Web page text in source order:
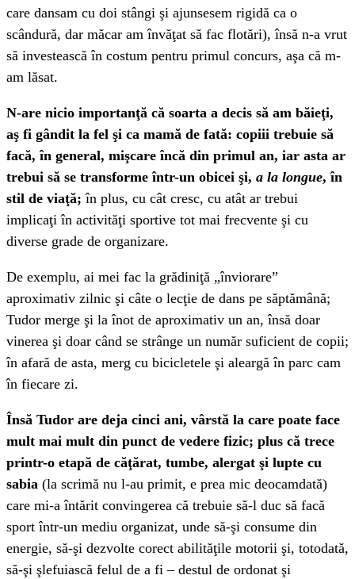
care dansam cu doi stângi şi ajunsesem rigidă ca o
scândură, dar măcar am învăţat să fac flotări), însă n-a vrut
să investească în costum pentru primul concurs, aşa că m-
am lăsat.
N-are nicio importanţă că soarta a decis să am băieţi,
aş fi gândit la fel şi ca mamă de fată: copiii trebuie să
facă, în general, mişcare încă din primul an, iar asta ar
trebui să se transforme într-un obicei şi, a la longue, în
stil de viaţă; în plus, cu cât cresc, cu atât ar trebui
implicaţi în activităţi sportive tot mai frecvente şi cu
diverse grade de organizare.
De exemplu, ai mei fac la grădiniţă „înviorare”
aproximativ zilnic şi câte o lecţie de dans pe săptămână;
Tudor merge şi la înot de aproximativ un an, însă doar
vinerea şi doar când se strânge un număr suficient de copii;
în afară de asta, merg cu bicicletele şi aleargă în parc cam
în fiecare zi.
Însă Tudor are deja cinci ani, vârstă la care poate face
mult mai mult din punct de vedere fizic; plus că trece
printr-o etapă de căţărat, tumbe, alergat şi lupte cu
sabia (la scrimă nu l-au primit, e prea mic deocamdată)
care mi-a întărit convingerea că trebuie să-l duc să facă
sport într-un mediu organizat, unde să-şi consume din
energie, să-şi dezvolte corect abilităţile motorii şi, totodată,
să-şi şlefuiască felul de a fi – destul de ordonat şi